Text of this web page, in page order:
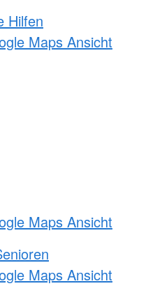
Hilfen
Maps Ansicht
Maps Ansicht
Maps Ansicht